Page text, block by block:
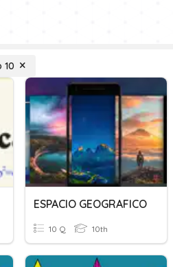
10
ESPACIO GEOGRAFICO
10 Q 10th